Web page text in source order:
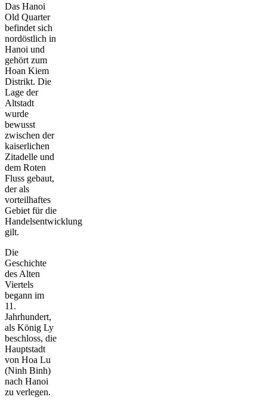
Das Hanoi
Old Quarter
befindet sich
nordöstlich in
Hanoi und
gehört zum
Hoan Kiem
Distrikt. Die
Lage der
Altstadt
wurde
bewusst
zwischen der
kaiserlichen
Zitadelle und
dem Roten
Fluss gebaut,
der als
vorteilhaftes
Gebiet für die
Handelsentwicklung
gilt.
Die
Geschichte
des Alten
Viertels
begann im
11.
Jahrhundert,
als König Ly
beschloss, die
Hauptstadt
von Hoa Lu
(Ninh Binh)
nach Hanoi
zu verlegen.